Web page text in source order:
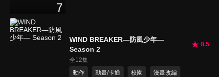
7
WIND BREAKER—防風少年—
Season 2
8.5
全12集
動作
動畫/卡通 校園 漫畫改編